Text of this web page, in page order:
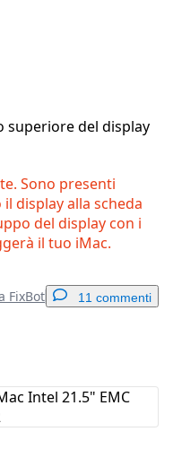
superiore del display
Sono presenti
display alla scheda
del display con i
il tuo iMac.
FixBot 11 commenti